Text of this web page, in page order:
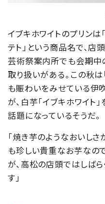
イブキホワイトのプリンは
テト」という商品名で、
芸術祭案内所でも会期
取り扱いがある。この秋
も賑わいをみせている伊
が、白芋「イブキホワイト
話題になっているそうだ。
「焼き芋のようなおいし
も珍しい貴重なお芋なの
が、高松の店頭ではしば
す」